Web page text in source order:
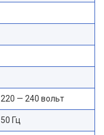
220 — 240 вольт
50 Гц